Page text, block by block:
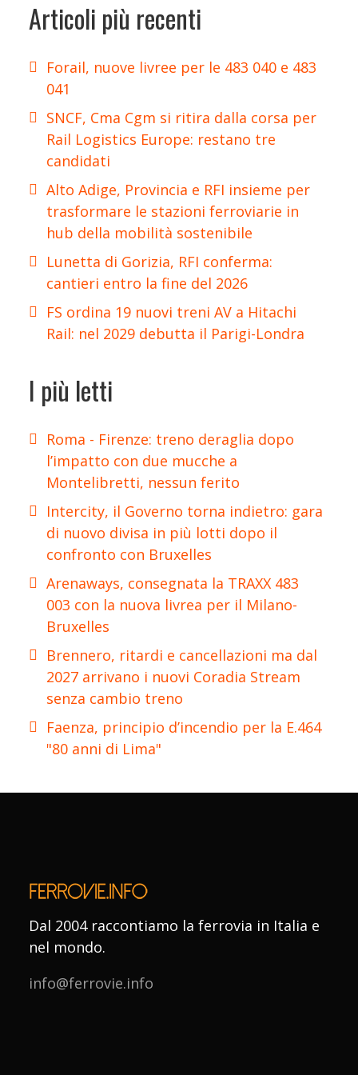
Articoli più recenti
Forail, nuove livree per le 483 040 e 483
041
SNCF, Cma Cgm si ritira dalla corsa per
Rail Logistics Europe: restano tre
candidati
Alto Adige, Provincia e RFI insieme per
trasformare le stazioni ferroviarie in
hub della mobilità sostenibile
Lunetta di Gorizia, RFI conferma:
cantieri entro la fine del 2026
FS ordina 19 nuovi treni AV a Hitachi
Rail: nel 2029 debutta il Parigi-Londra
I più letti
Roma - Firenze: treno deraglia dopo
l’impatto con due mucche a
Montelibretti, nessun ferito
Intercity, il Governo torna indietro: gara
di nuovo divisa in più lotti dopo il
confronto con Bruxelles
Arenaways, consegnata la TRAXX 483
003 con la nuova livrea per il Milano-
Bruxelles
Brennero, ritardi e cancellazioni ma dal
2027 arrivano i nuovi Coradia Stream
senza cambio treno
Faenza, principio d’incendio per la E.464
"80 anni di Lima"
Dal 2004 raccontiamo la ferrovia in Italia e
nel mondo.
info@ferrovie.info